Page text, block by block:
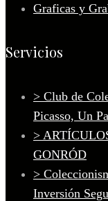
Graficas y
Servicios
> Club de
Picasso, Un
>
GONRÓD
>
Inversión